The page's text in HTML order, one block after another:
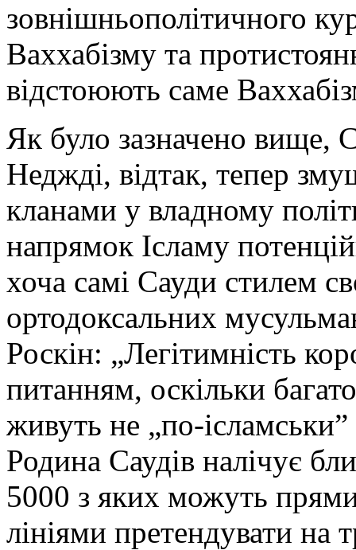
зовнішньополітичного
Ваххабізму та
відстоюють саме
Як було зазначено вище,
Неджді, відтак, тепер
кланами у владному
напрямок Ісламу
хоча самі Сауди стилем
ортодоксальних
Роскін: „Легітимність
питанням, оскільки
живуть не „по-
Родина Саудів налічує
5000 з яких можуть
лініями претендувати на